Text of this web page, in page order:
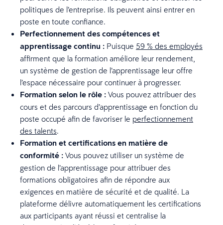
politiques de l’entreprise. Ils peuvent ainsi entrer en
poste en toute confiance.
Perfectionnement des compétences et
apprentissage continu : Puisque 59 % des employés
affirment que la formation améliore leur rendement,
un système de gestion de l’apprentissage leur offre
l’espace nécessaire pour continuer à progresser.
Formation selon le rôle : Vous pouvez attribuer des
cours et des parcours d’apprentissage en fonction du
poste occupé afin de favoriser le perfectionnement
des talents.
Formation et certifications en matière de
conformité : Vous pouvez utiliser un système de
gestion de l’apprentissage pour attribuer des
formations obligatoires afin de répondre aux
exigences en matière de sécurité et de qualité. La
plateforme délivre automatiquement les certifications
aux participants ayant réussi et centralise la